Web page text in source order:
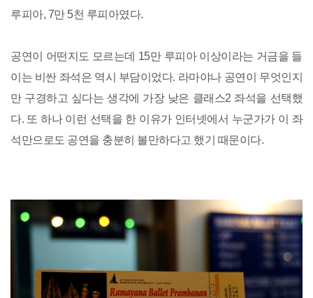
루피아, 7만 5천 루피아였다.
공연이 어떤지도 모르는데 15만 루피아 이상이라는 거금을 들
이는 비싼 좌석은 역시 부담이었다. 라마야나 공연이 무엇인지
만 구경하고 싶다는 생각에 가장 낮은 클래스2 좌석을 선택했
다. 또 하나 이런 선택을 한 이유가 인터넷에서 누군가가 이 좌
석만으로도 공연을 충분히 볼만하다고 했기 때문이다.